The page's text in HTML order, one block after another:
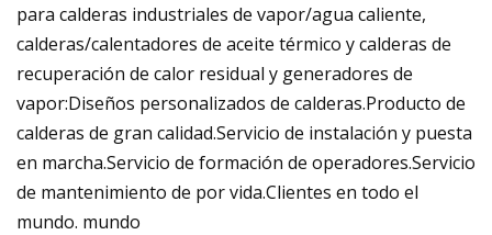
para calderas industriales de vapor/agua caliente,
calderas/calentadores de aceite térmico y calderas de
recuperación de calor residual y generadores de
vapor:Diseños personalizados de calderas.Producto de
calderas de gran calidad.Servicio de instalación y puesta
en marcha.Servicio de formación de operadores.Servicio
de mantenimiento de por vida.Clientes en todo el
mundo. mundo